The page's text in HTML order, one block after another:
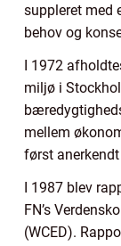
suppleret med
behov og
I 1972
miljø i
mellem
først
I 1987 blev
FN’s
(WCED).